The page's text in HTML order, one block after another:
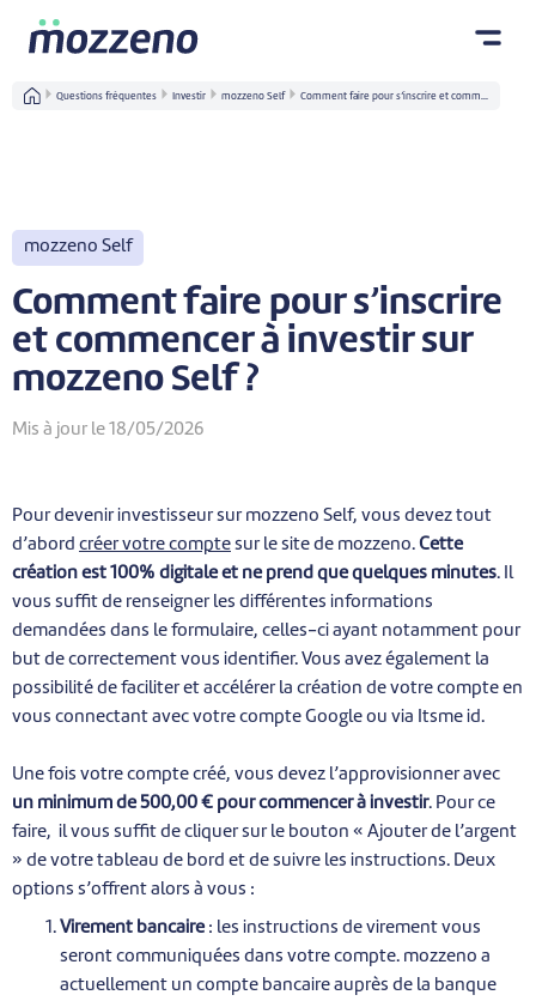
Questions fréquentes Investir mozzeno Self Comment faire pour s’inscrire et comm...
mozzeno Self
Comment faire pour s’inscrire
et commencer à investir sur
mozzeno Self ?
Mis à jour le 18/05/2026
Pour devenir investisseur sur mozzeno Self, vous devez tout
d’abord créer votre compte sur le site de mozzeno. Cette
création est 100% digitale et ne prend que quelques minutes. Il
vous suffit de renseigner les différentes informations
demandées dans le formulaire, celles-ci ayant notamment pour
but de correctement vous identifier. Vous avez également la
possibilité de faciliter et accélérer la création de votre compte en
vous connectant avec votre compte Google ou via Itsme id.
Une fois votre compte créé, vous devez l’approvisionner avec
un minimum de 500,00 € pour commencer à investir. Pour ce
faire, il vous suffit de cliquer sur le bouton « Ajouter de l’argent
» de votre tableau de bord et de suivre les instructions. Deux
options s’offrent alors à vous :
Virement bancaire : les instructions de virement vous
seront communiquées dans votre compte. mozzeno a
actuellement un compte bancaire auprès de la banque